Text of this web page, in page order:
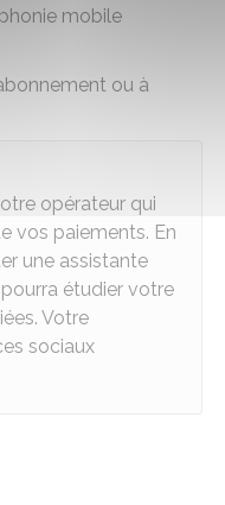
mobile
ou à
opérateur qui
vos paiements. En
une assistante
étudier votre
Votre
sociaux